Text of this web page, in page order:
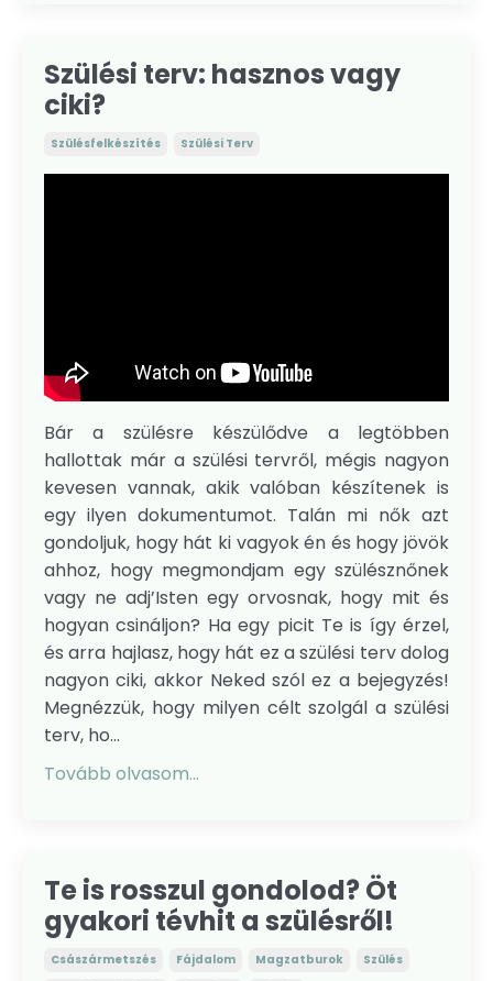
Szülési terv: hasznos vagy
ciki?
Szülésfelkészítés Szülési Terv
Bár a szülésre készülődve a legtöbben
hallottak már a szülési tervről, mégis nagyon
kevesen vannak, akik valóban készítenek is
egy ilyen dokumentumot. Talán mi nők azt
gondoljuk, hogy hát ki vagyok én és hogy jövök
ahhoz, hogy megmondjam egy szülésznőnek
vagy ne adj’Isten egy orvosnak, hogy mit és
hogyan csináljon? Ha egy picit Te is így érzel,
és arra hajlasz, hogy hát ez a szülési terv dolog
nagyon ciki, akkor Neked szól ez a bejegyzés!
Megnézzük, hogy milyen célt szolgál a szülési
terv, ho...
Tovább olvasom...
Te is rosszul gondolod? Öt
gyakori tévhit a szülésről!
Császármetszés Fájdalom Magzatburok
Szülés